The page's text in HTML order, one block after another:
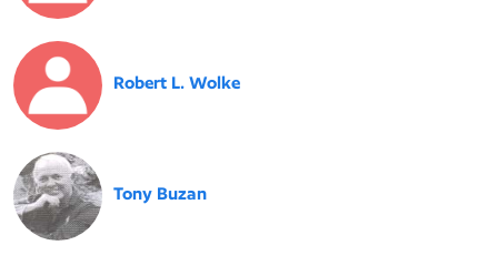
Robert L. Wolke
Tony Buzan